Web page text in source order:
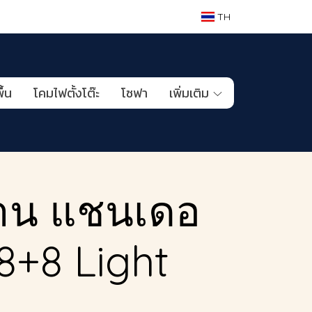
TH
น โคมไฟตั้งโต๊ะ โซฟา เพิ่มเติม
แชนเดอ
Light